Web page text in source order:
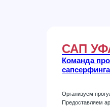
САП
Команда
сапсерфинга
Организуем
Предоставляем